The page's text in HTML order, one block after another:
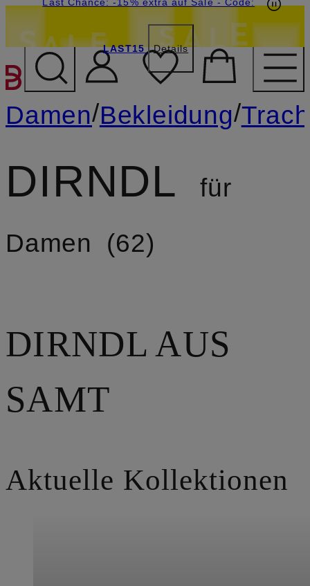
ZUM HAUPTINHALT
LAST15 Details
Damen/Bekleidung/
DIRNDL
für
Damen
62
DIRNDL AUS
SAMT
Aktuelle Kollektionen